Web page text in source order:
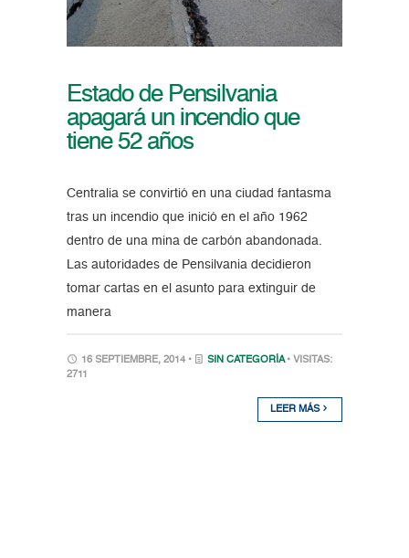
Estado de Pensilvania
apagará un incendio que
tiene 52 años
Centralia se convirtió en una ciudad fantasma
tras un incendio que inició en el año 1962
dentro de una mina de carbón abandonada.
Las autoridades de Pensilvania decidieron
tomar cartas en el asunto para extinguir de
manera
16 SEPTIEMBRE, 2014 • SIN CATEGORÍA • VISITAS:
2711
LEER MÁS